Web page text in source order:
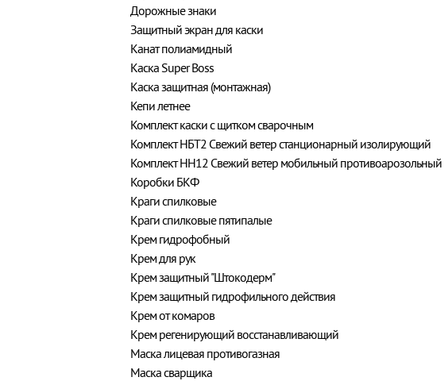
Дорожные знаки
Защитный экран для каски
Канат полиамидный
Каска Super Boss
Каска защитная (монтажная)
Кепи летнее
Комплект каски с щитком сварочным
Комплект НБТ2 Свежий ветер станционарный изолирующий
Комплект НН12 Свежий ветер мобильный противоарозольный
Коробки БКФ
Краги спилковые
Краги спилковые пятипалые
Крем гидрофобный
Крем для рук
Крем защитный "Штокодерм"
Крем защитный гидрофильного действия
Крем от комаров
Крем регенирующий восстанавливающий
Маска лицевая противогазная
Маска сварщика